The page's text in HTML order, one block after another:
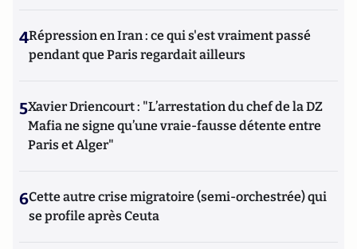
4Répression en Iran : ce qui s'est vraiment passé
pendant que Paris regardait ailleurs
5Xavier Driencourt : "L’arrestation du chef de la DZ
Mafia ne signe qu’une vraie-fausse détente entre
Paris et Alger"
6Cette autre crise migratoire (semi-orchestrée) qui
se profile après Ceuta